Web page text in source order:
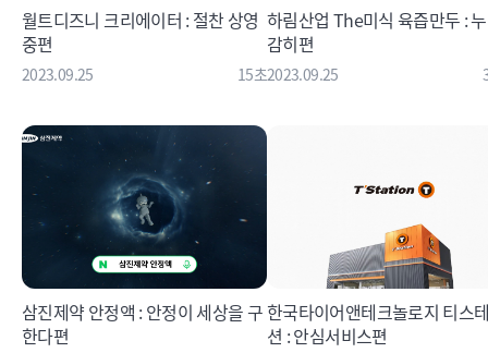
월트디즈니 크리에이터 : 절찬 상영
중편
2023.09.25 15초
하림산업 The미식 육즙만두 :
감히편
2023.09.25
삼진제약 안정액 : 안정이 세상을 구
한다편
한국타이어앤테크놀로지 티스
션 : 안심서비스편